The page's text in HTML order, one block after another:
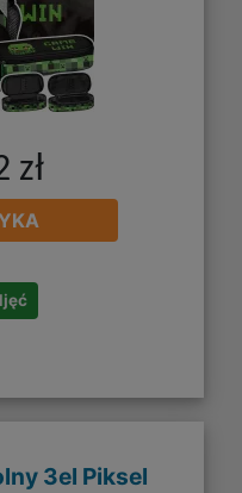
zł
3el Piksel